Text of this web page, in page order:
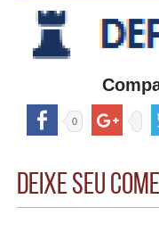
0
Deixe seu